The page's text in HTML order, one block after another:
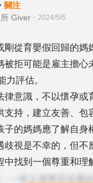
・ 關注
Giver ・ 2024/5/6
剛從育嬰假回歸的媽
被拒可能是雇主擔
力評估。
律意識，不以懷孕或
支持，建立友善、包
子的媽媽應了解自身
歧視是不幸的，但不
中找到一個尊重和理